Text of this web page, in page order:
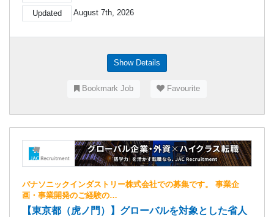
Updated August 7th, 2026
Show Details
Bookmark Job Favourite
パナソニックインダストリー株式会社での募集です。 事業企
画・事業開発のご経験の…
【東京都（虎ノ門）】グローバルを対象とした省人